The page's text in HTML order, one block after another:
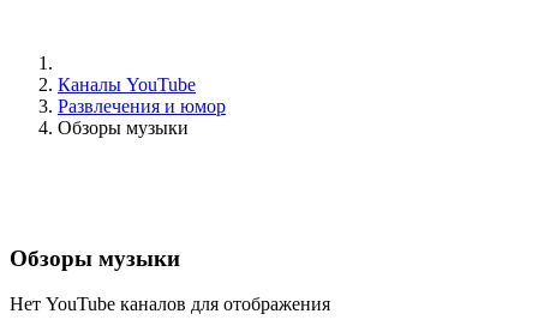
Каналы YouTube
Развлечения и юмор
Обзоры музыки
Обзоры музыки
Нет YouTube каналов для отображения